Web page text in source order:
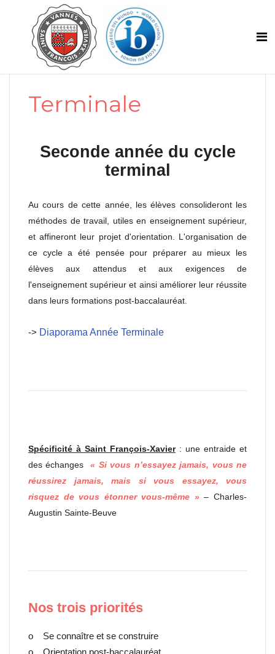
Terminale
Seconde année du cycle
terminal
Au cours de cette année, les élèves consolideront les
méthodes de travail, utiles en enseignement supérieur,
et affineront leur projet d'orientation. L'organisation de
ce cycle a été pensée pour préparer au mieux les
élèves aux attendus et aux exigences de
l'enseignement supérieur et ainsi améliorer leur réussite
dans leurs formations post-baccalauréat.
-> Diaporama Année Terminale
Spécificité à Saint François-Xavier: une entraide et
des échanges
« Si vous n’essayez jamais, vous ne
réussirez jamais, mais si vous essayez, vous
risquez de vous étonner vous-même »– Charles-
Augustin Sainte-Beuve
Nos trois priorités
o Se connaître et se construire
o Orientation post-baccalauréat